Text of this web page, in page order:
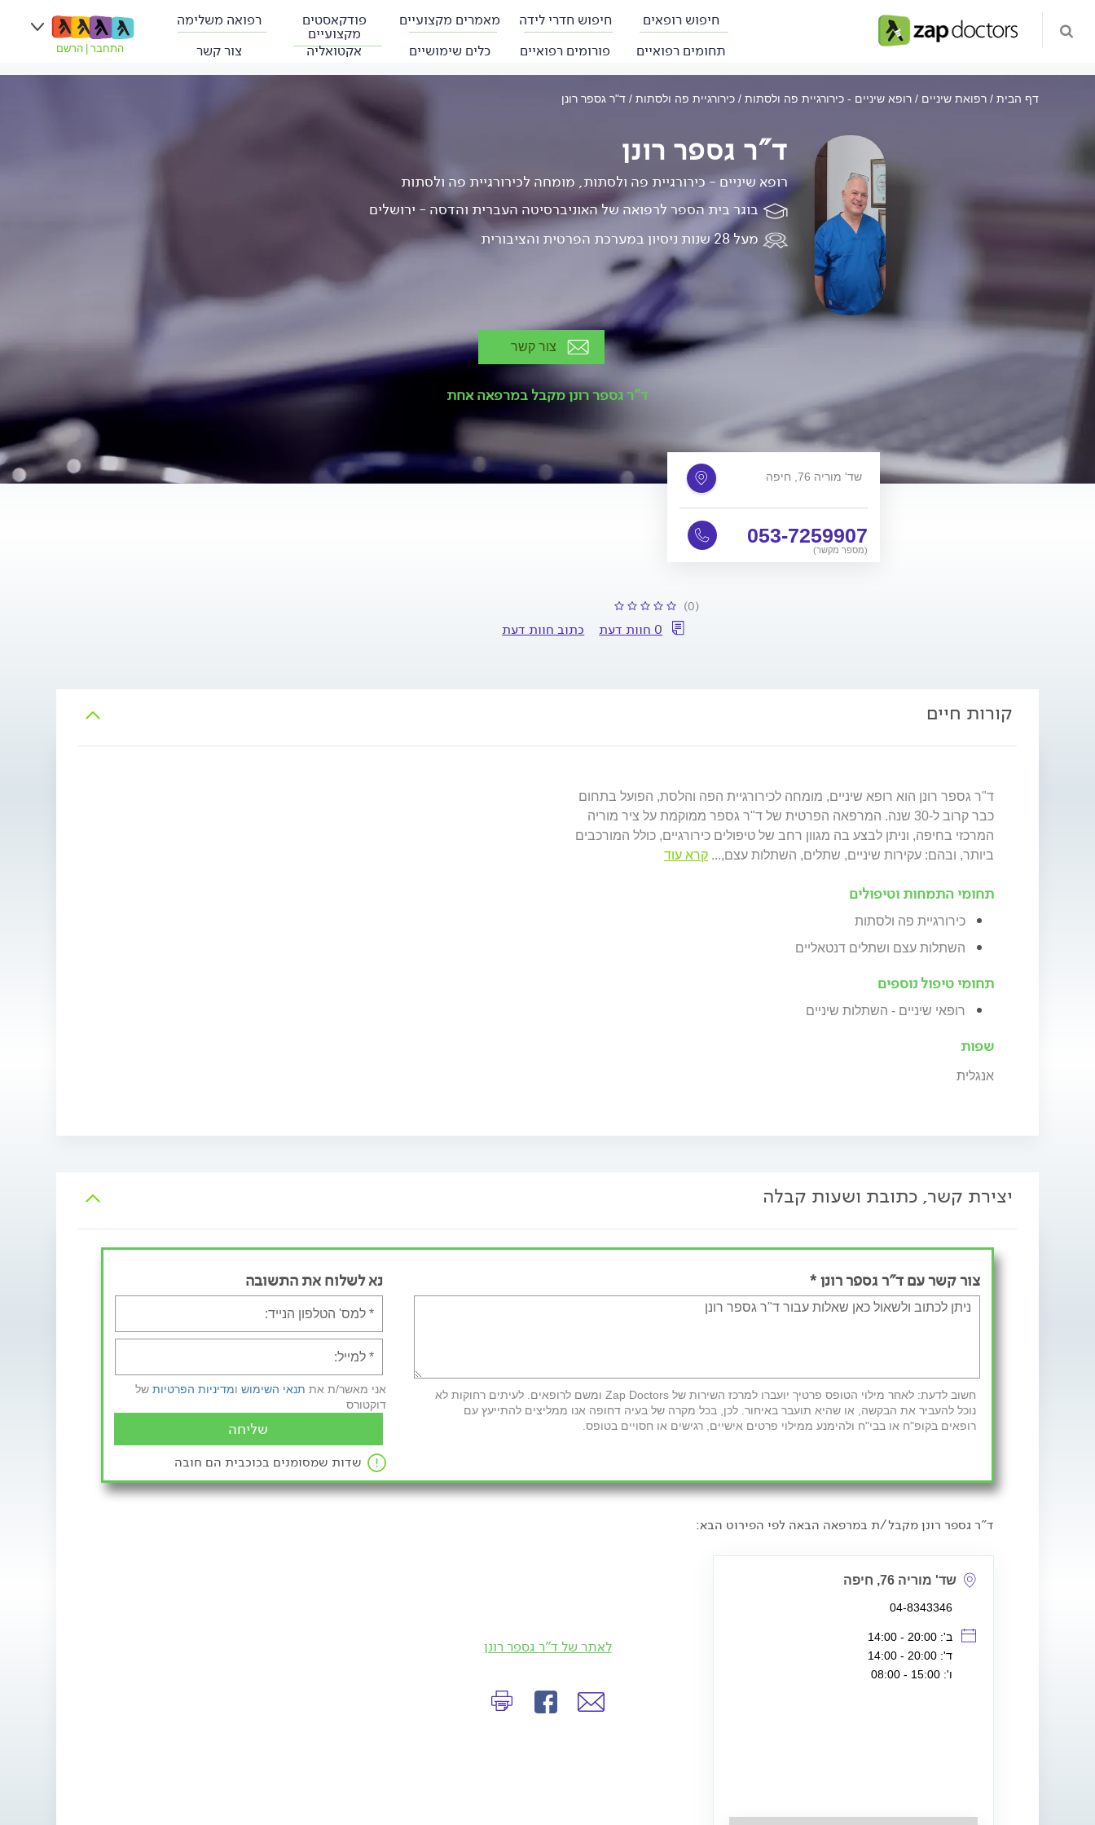
חיפוש רופאים חיפוש חדרי לידה מאמרים מקצועיים פודקאסטים
מקצועיים
רפואה משלימה
תחומים רפואיים
פורומים רפואיים כלים שימושיים אקטואליה צור קשר התחבר הרשם
דף הבית רפואת שיניים רופא שיניים - כירורגיית פה ולסתות כירורגיית פה ולסתות ד"ר גספר רונן
ד"ר גספר רונן
רופא שיניים - כירורגיית פה ולסתות, מומחה לכירורגיית פה ולסתות
בוגר בית הספר לרפואה של האוניברסיטה העברית והדסה - ירושלים
מעל 28 שנות ניסיון במערכת הפרטית והציבורית
צור קשר
ד"ר גספר רונן מקבל במרפאה אחת
שד' מוריה 76, חיפה
053-7259907
(מספר מקשר)
(0)
0 חוות דעת כתוב חוות דעת
קורות חיים
ד"ר גספר רונן הוא רופא שיניים, מומחה לכירורגיית הפה והלסת, הפועל בתחום
כבר קרוב ל-30 שנה. המרפאה הפרטית של ד"ר גספר ממוקמת על ציר מוריה
המרכזי בחיפה, וניתן לבצע בה מגוון רחב של טיפולים כירורגיים, כולל המורכבים
ביותר, ובהם: עקירות שיניים, שתלים, השתלות עצם,... קרא עוד
תחומי התמחות וטיפולים
כירורגיית פה ולסתות
השתלות עצם ושתלים דנטאליים
תחומי טיפול נוספים
רופאי שיניים - השתלות שיניים
שפות
אנגלית
יצירת קשר, כתובת ושעות קבלה
צור קשר עם ד"ר גספר רונן *
חשוב לדעת: לאחר מילוי הטופס פרטיך יועברו למרכז השירות של Zap Doctors ומשם לרופאים. לעיתים רחוקות לא
נוכל להעביר את הבקשה, או שהיא תועבר באיחור. לכן, בכל מקרה של בעיה דחופה אנו ממליצים להתייעץ עם
רופאים בקופ"ח או בבי"ח ולהימנע ממילוי פרטים אישיים, רגישים או חסויים בטופס.
נא לשלוח את התשובה
אני מאשר/ת את תנאי השימוש ומדיניות הפרטיות של
דוקטורס
שליחה
שדות שמסומנים בכוכבית הם חובה
ד"ר גספר רונן מקבל/ת במרפאה הבאה לפי הפירוט הבא:
שד' מוריה 76, חיפה
04-8343346
ב': 20:00 - 14:00
ד': 20:00 - 14:00
ו': 15:00 - 08:00
לאתר של ד"ר גספר רונן